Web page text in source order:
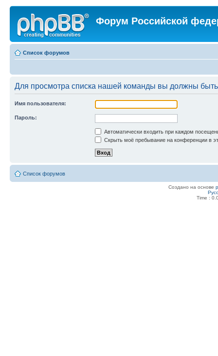
Форум Российской
Список форумов
Для просмотра списка нашей команды вы должны
Имя пользователя:
Пароль:
Автоматически входить при каждом
Скрыть моё пребывание на конференции в
Список форумов
Создано на основе
Time :